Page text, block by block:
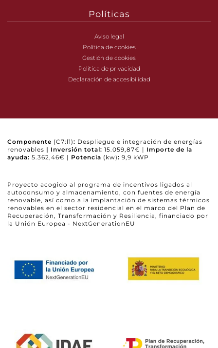
Políticas
Aviso legal
Política de cookies
Gestión de cookies
Política de privacidad
Declaración de accesibilidad
Componente (C7:l1): Despliegue e integración de energías
renovables | Inversión total: 15.059,87€ | Importe de la
ayuda: 5.362,46€ | Potencia (kw): 9,9 kWP
Proyecto acogido al programa de incentivos ligados al
autoconsumo y almacenamiento, con fuentes de energía
renovable, así como a la implantación de sistemas térmicos
renovables en el sector residencial en el marco del Plan de
Recuperación, Transformación y Resiliencia, financiado por
la Unión Europea - NextGenerationEU